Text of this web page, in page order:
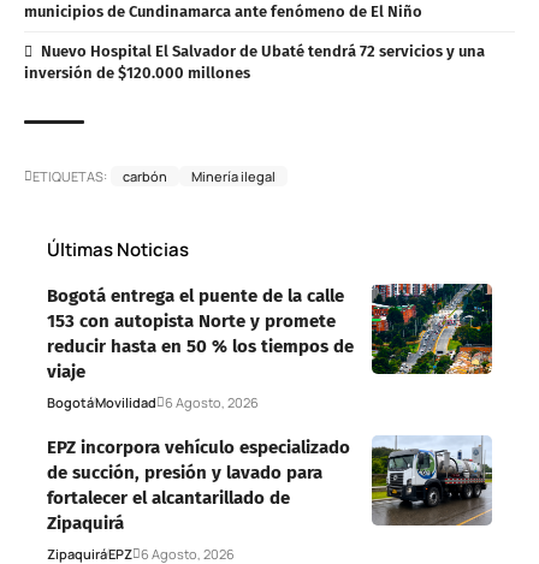
municipios de Cundinamarca ante fenómeno de El Niño
Nuevo Hospital El Salvador de Ubaté tendrá 72 servicios y una
inversión de $120.000 millones
ETIQUETAS: carbón Minería ilegal
Últimas Noticias
Bogotá entrega el puente de la calle
153 con autopista Norte y promete
reducir hasta en 50 % los tiempos de
viaje
BogotáMovilidad 6 Agosto, 2026
EPZ incorpora vehículo especializado
de succión, presión y lavado para
fortalecer el alcantarillado de
Zipaquirá
ZipaquiráEPZ 6 Agosto, 2026